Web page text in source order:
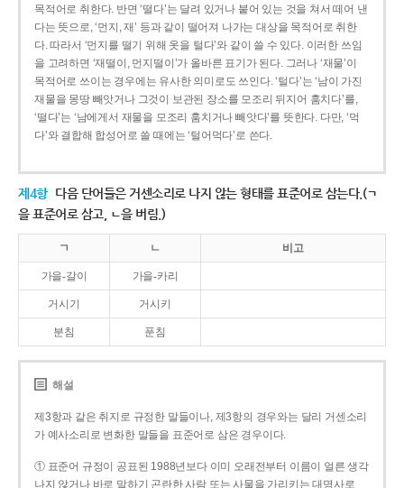
목적어로 취한다. 반면 ‘떨다’는 달려 있거나 붙어 있는 것을 쳐서 떼어 낸
다는 뜻으로, ‘먼지, 재’ 등과 같이 떨어져 나가는 대상을 목적어로 취한
다. 따라서 ‘먼지를 떨기 위해 옷을 털다’와 같이 쓸 수 있다. 이러한 쓰임
을 고려하면 ‘재떨이, 먼지떨이’가 올바른 표기가 된다. 그러나 ‘재물’이
목적어로 쓰이는 경우에는 유사한 의미로도 쓰인다. ‘털다’는 ‘남이 가진
재물을 몽땅 빼앗거나 그것이 보관된 장소를 모조리 뒤지어 훔치다’를,
‘떨다’는 ‘남에게서 재물을 모조리 훔치거나 빼앗다’를 뜻한다. 다만, ‘먹
다’와 결합해 합성어로 쓸 때에는 ‘털어먹다’로 쓴다.
제4항 다음 단어들은 거센소리로 나지 않는 형태를 표준어로 삼는다.(ㄱ
을 표준어로 삼고, ㄴ을 버림.)
ㄱ ㄴ 비고
가을-갈이 가을-카리
거시기 거시키
분침 푼침
해설
제3항과 같은 취지로 규정한 말들이나, 제3항의 경우와는 달리 거센소리
가 예사소리로 변화한 말들을 표준어로 삼은 경우이다.
① 표준어 규정이 공표된 1988년보다 이미 오래전부터 이름이 얼른 생각
나지 않거나 바로 말하기 곤란한 사람 또는 사물을 가리키는 대명사로